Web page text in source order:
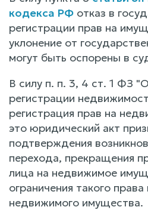
кодекса РФ отказ в
регистрации прав на
уклонение от
могут быть оспорены в
В силу п. п. 3, 4 ст. 1 ФЗ
регистрации
регистрация прав на
это юридический акт
подтверждения
перехода, прекращения
лица на недвижимое
ограничения такого
недвижимого имущества.